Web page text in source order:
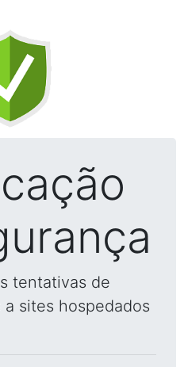
tentativas de
sites hospedados